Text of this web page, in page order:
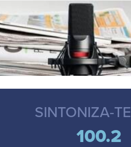
SINTONIZA-TE
100.2